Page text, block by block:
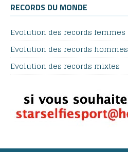
RECORDS DU MONDE
Evolution des records femmes
Evolution des records hommes
Evolution des records mixtes